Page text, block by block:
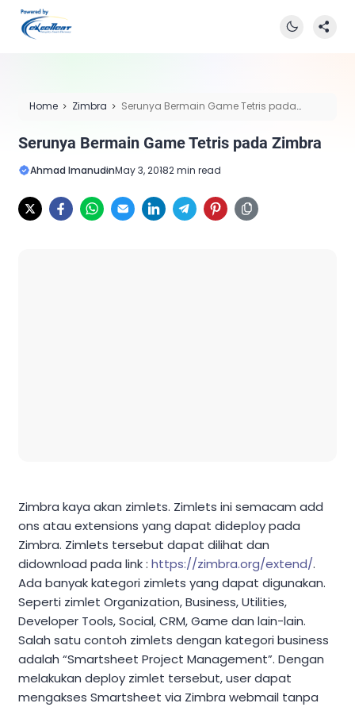
Home Zimbra
Serunya Bermain Game Tetris pada
Serunya Bermain Game Tetris pada Zimbra
Ahmad ImanudinMay 3, 20182 min read
Zimbra kaya akan zimlets. Zimlets ini semacam add
ons atau extensions yang dapat dideploy pada
Zimbra. Zimlets tersebut dapat dilihat dan
didownload pada link : https://zimbra.org/extend/.
Ada banyak kategori zimlets yang dapat digunakan.
Seperti zimlet Organization, Business, Utilities,
Developer Tools, Social, CRM, Game dan lain-lain.
Salah satu contoh zimlets dengan kategori business
adalah “Smartsheet Project Management”. Dengan
melakukan deploy zimlet tersebut, user dapat
mengakses Smartsheet via Zimbra webmail tanpa